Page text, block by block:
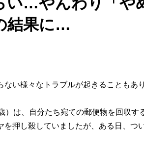
結果に…
い様々なトラブルが起きることもあり
は、自分たち宛ての郵便物を回収す
押し殺していましたが、ある日、つ